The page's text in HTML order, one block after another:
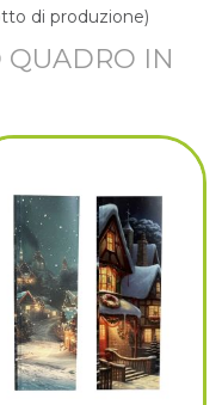
di produzione)
QUADRO IN